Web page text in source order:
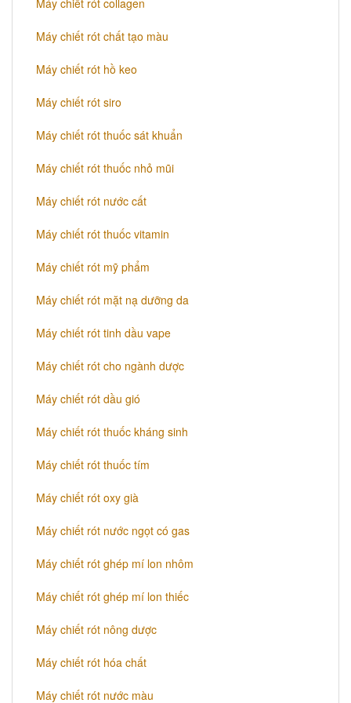
Máy chiết rót collagen
Máy chiết rót chất tạo màu
Máy chiết rót hồ keo
Máy chiết rót siro
Máy chiết rót thuốc sát khuẩn
Máy chiết rót thuốc nhỏ mũi
Máy chiết rót nước cất
Máy chiết rót thuốc vitamin
Máy chiết rót mỹ phẩm
Máy chiết rót mặt nạ dưỡng da
Máy chiết rót tinh dầu vape
Máy chiết rót cho ngành dược
Máy chiết rót dầu gió
Máy chiết rót thuốc kháng sinh
Máy chiết rót thuốc tím
Máy chiết rót oxy già
Máy chiết rót nước ngọt có gas
Máy chiết rót ghép mí lon nhôm
Máy chiết rót ghép mí lon thiếc
Máy chiết rót nông dược
Máy chiết rót hóa chất
Máy chiết rót nước màu